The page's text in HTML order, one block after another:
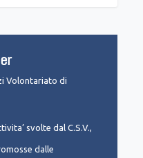
Volontariato di
svolte dal C.S.V.,
dalle